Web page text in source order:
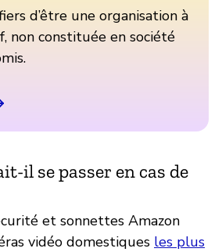
d’être une organisation à
non constituée en société
il se passer en cas de
et sonnettes Amazon
vidéo domestiques les plus